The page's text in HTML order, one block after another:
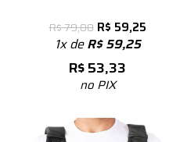
R$79,00 R$ 59,25
1x deR$59,25
R$53,33
no PIX